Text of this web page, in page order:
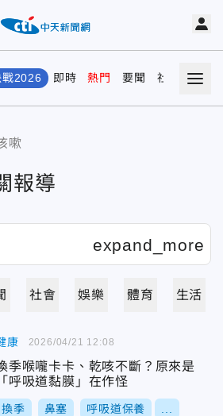
戰2026 即時 熱門 要聞 社會 娛樂
嗽
報導
社會 娛樂 體育 生活
康
季喉嚨卡卡、乾咳不斷？原來是
「呼吸道黏膜」在作怪
換季 鼻塞 呼吸道保養
2026/04/21 12:08